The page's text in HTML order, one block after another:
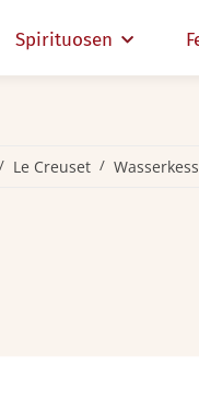
Spirituosen
Le Creuset